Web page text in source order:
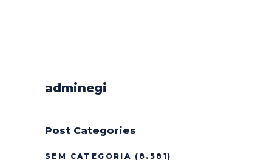
adminegi
Post Categories
SEM CATEGORIA (8.581)